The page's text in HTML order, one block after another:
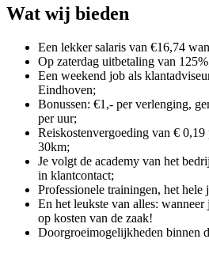
Wat wij bieden
Een lekker salaris van €16,74
Op zaterdag uitbetaling van
Een weekend job als
Eindhoven;
Bonussen: €1,- per verlenging,
per uur;
Reiskostenvergoeding van €
30km;
Je volgt de academy van het
in klantcontact;
Professionele trainingen, het hele
En het leukste van alles:
op kosten van de zaak!
Doorgroeimogelijkheden binnen